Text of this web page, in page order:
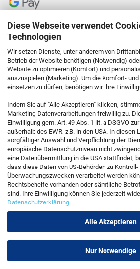
Diese Webseite verwendet
Technologien
Wir setzen Dienste, unter anderem von
Betrieb der Website benötigen (Notwendig)
Website zu optimieren (Komfort) und
auszuspielen (Marketing). Um die Komfort-
einsetzen zu dürfen, benötigen wir Ihre
Indem Sie auf "Alle Akzeptieren" klicken,
Marketing-Datenverarbeitungen freiwillig zu.
Einwilligung gem. Art. 49 Abs. 1 lit. a DSGVO
außerhalb des EWR, z.B. in den USA. In diesen
sorgfältiger Auswahl und Verpflichtung der
europäische Datenschutzniveau nicht
eine Datenübermittlung in die USA stattfindet,
dass diese Daten von US-Behörden zu Kontroll-
Überwachungszwecken verarbeitet werden
Rechtsbehelfe vorhanden oder sämtliche
sind. Ihre Einwilligung können Sie jederzeit
Datenschutzerklärung
Alle Akzeptieren
Nur Notwendige
KONTAKT
Kostenfreie Service-Hotline
0800 5892815
Callback Service
Kontaktformular